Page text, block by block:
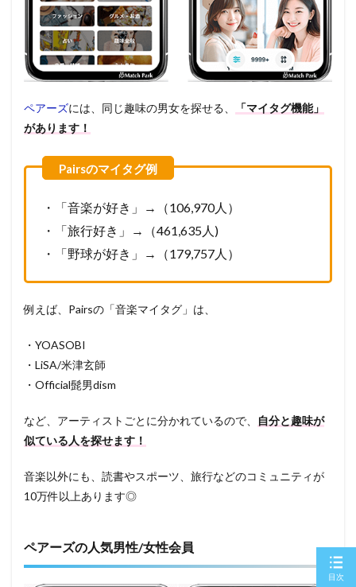
ペアーズには、同じ趣味の男女を探せる、
「マイタグ機能」
があります！
・「音楽が好き」→（106,970人）
・「旅行好き」→（461,635人)
・「野球が好き」→（179,757人）
例えば、Pairsの「音楽マイタグ」は、
・YOASOBI
・LiSA/米津玄師
・Official髭男dism
など、アーティストごとに分かれているので、
自分と趣味が
似ている人を探せます！
音楽以外にも、読書やスポーツ、旅行などのコミュニティが
10万件以上あります◎
ペアーズの人気男性/女性会員
目次